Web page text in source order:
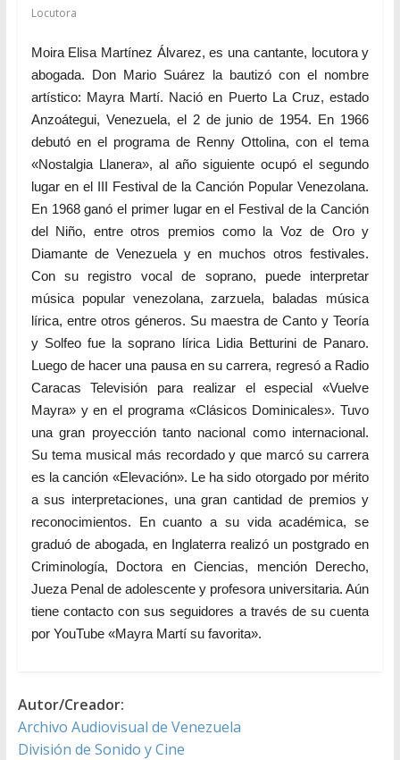
Locutora
Moira Elisa Martínez Álvarez, es una cantante, locutora y
abogada. Don Mario Suárez la bautizó con el nombre
artístico: Mayra Martí. Nació en Puerto La Cruz, estado
Anzoátegui, Venezuela, el 2 de junio de 1954. En 1966
debutó en el programa de Renny Ottolina, con el tema
«Nostalgia Llanera», al año siguiente ocupó el segundo
lugar en el III Festival de la Canción Popular Venezolana.
En 1968 ganó el primer lugar en el Festival de la Canción
del Niño, entre otros premios como la Voz de Oro y
Diamante de Venezuela y en muchos otros festivales.
Con su registro vocal de soprano, puede interpretar
música popular venezolana, zarzuela, baladas música
lírica, entre otros géneros. Su maestra de Canto y Teoría
y Solfeo fue la soprano lírica Lidia Betturini de Panaro.
Luego de hacer una pausa en su carrera, regresó a Radio
Caracas Televisión para realizar el especial «Vuelve
Mayra» y en el programa «Clásicos Dominicales». Tuvo
una gran proyección tanto nacional como internacional.
Su tema musical más recordado y que marcó su carrera
es la canción «Elevación». Le ha sido otorgado por mérito
a sus interpretaciones, una gran cantidad de premios y
reconocimientos. En cuanto a su vida académica, se
graduó de abogada, en Inglaterra realizó un postgrado en
Criminología, Doctora en Ciencias, mención Derecho,
Jueza Penal de adolescente y profesora universitaria. Aún
tiene contacto con sus seguidores a través de su cuenta
por YouTube «Mayra Martí su favorita».
Autor/Creador:
Archivo Audiovisual de Venezuela
División de Sonido y Cine